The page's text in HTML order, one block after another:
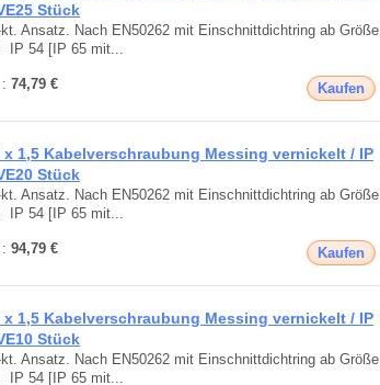
Stück
Ansatz. Nach EN50262 mit Einschnittdichtring ab Größe
IP 54 [IP 65 mit...
Kaufen
74,79 €
x 1,5 Kabelverschraubung Messing vernickelt / IP
Stück
Ansatz. Nach EN50262 mit Einschnittdichtring ab Größe
IP 54 [IP 65 mit...
Kaufen
94,79 €
x 1,5 Kabelverschraubung Messing vernickelt / IP
Stück
Ansatz. Nach EN50262 mit Einschnittdichtring ab Größe
IP 54 [IP 65 mit...